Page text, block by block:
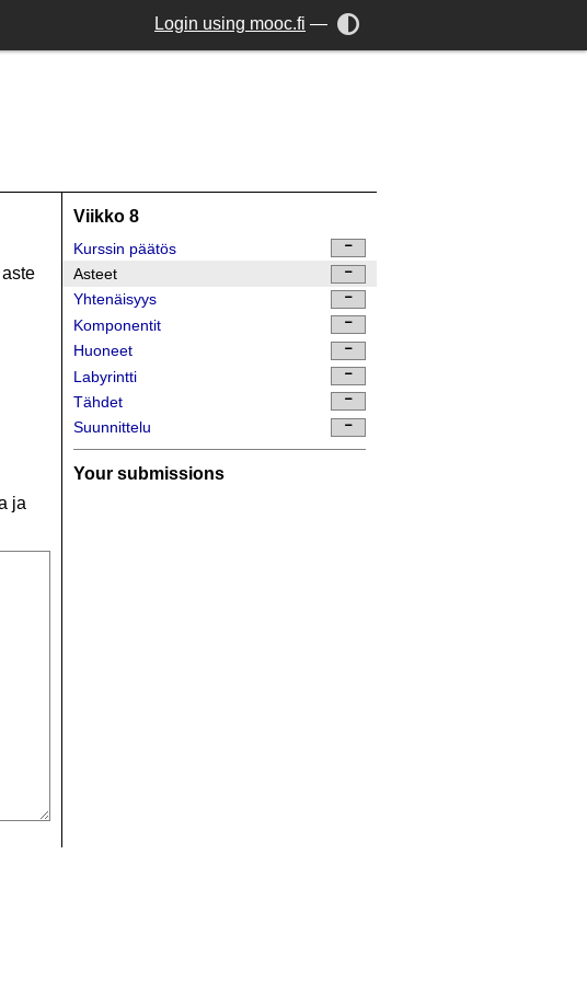
Login using mooc.fi —
aste
ja
Viikko 8
Kurssin päätös
Asteet
Yhtenäisyys
Komponentit
Huoneet
Labyrintti
Tähdet
Suunnittelu
Your submissions